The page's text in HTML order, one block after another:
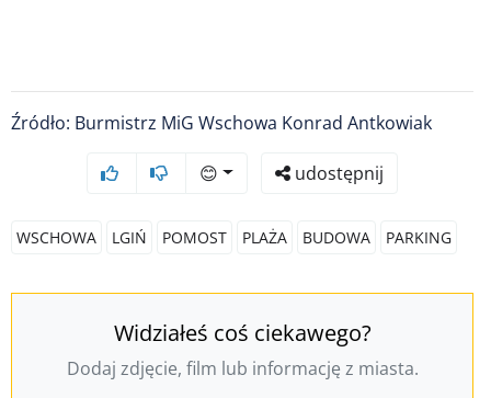
Źródło: Burmistrz MiG Wschowa Konrad Antkowiak
😊 udostępnij
WSCHOWA LGIŃ POMOST PLAŻA BUDOWA PARKING
Widziałeś coś ciekawego?
Dodaj zdjęcie, film lub informację z miasta.